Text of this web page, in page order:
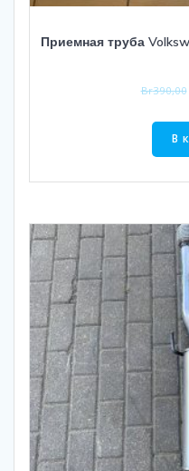
Приемная труба
Br390,00
В